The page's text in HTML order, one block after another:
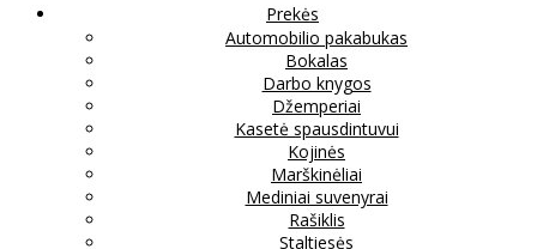
Prekės
Automobilio pakabukas
Bokalas
Darbo knygos
Džemperiai
Kasetė spausdintuvui
Kojinės
Marškinėliai
Mediniai suvenyrai
Rašiklis
Staltiesės